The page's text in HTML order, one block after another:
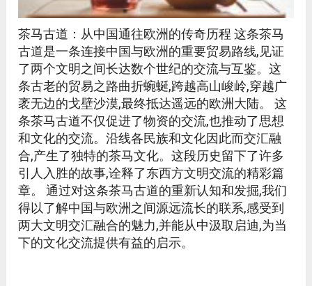
茶马古道：从中国通往欧洲的传奇历程 这条茶马
古道是一条连接中国与欧洲的重要贸易路线,见证
了两个文明之间长达数个世纪的交流与互鉴。这
条古老的贸易之路曲折蜿蜒,跨越高山峻岭,穿越广
袤无边的戈壁沙漠,最终抵达遥远的欧洲大陆。 这
条茶马古道不仅促进了物资的交流,也推动了思想
和文化的交流。沿线各民族和文化因此而交汇融
合,产生了独特的茶马文化。这段历史留下了许多
引人入胜的故事,诠释了东西方文明交流的精彩篇
章。 通过对这条茶马古道的重新认知和发掘,我们
得以了解中国与欧洲之间源远流长的联系,感受到
两大文明交汇融合的魅力,并能从中汲取启迪,为当
下的文化交流提供有益的启示。